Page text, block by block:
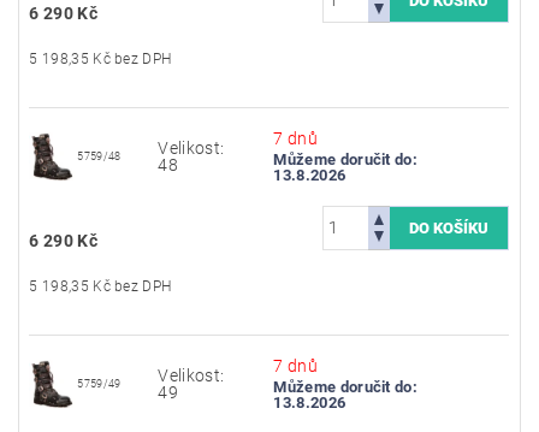
6 290 Kč
5 198,35 Kč bez DPH
5759/48
Velikost:
48
7 dnů
Můžeme doručit do:
13.8.2026
6 290 Kč
5 198,35 Kč bez DPH
5759/49
Velikost:
49
7 dnů
Můžeme doručit do:
13.8.2026